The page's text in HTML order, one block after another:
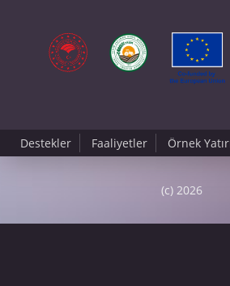
Destekler Faaliyetler Örnek
(c) 2026